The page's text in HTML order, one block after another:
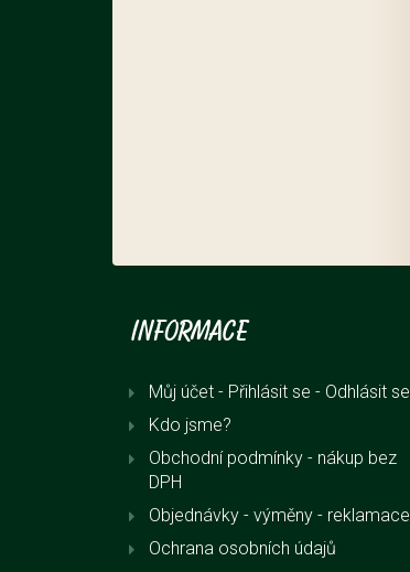
Informace
Můj účet - Přihlásit se - Odhlásit se
Kdo jsme?
Obchodní podmínky - nákup bez
DPH
Objednávky - výměny - reklamace
Ochrana osobních údajů